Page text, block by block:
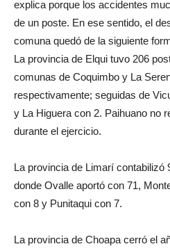
explica porque los accidentes
de un poste. En ese sentido, el
comuna quedó de la siguiente
La provincia de Elqui tuvo 206
comunas de Coquimbo y La
respectivamente; seguidas de
y La Higuera con 2. Paihuano no
durante el ejercicio.
La provincia de Limarí contabilizó
donde Ovalle aportó con 71,
con 8 y Punitaqui con 7.
La provincia de Choapa cerró el